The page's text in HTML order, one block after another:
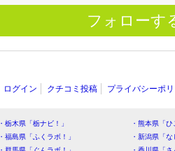
フォローす
ログイン クチコミ投稿 プライバシーポ
・栃木県「栃ナビ！」
・熊本県「
・福島県「ふくラボ！」
・新潟県「